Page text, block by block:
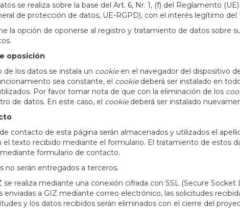
se realiza sobre la base del Art. 6, Nr. 1, (f) del Reglamento
de protección de datos, UE-RGPD), con el interés legítimo
la opción de oponerse al registro y tratamiento de datos sobre
oposición
de los datos se instala un cookieen el navegador del dispositivo
sea constante, el cookiedeberá ser instalado en
Por favor tomar nota de que con la eliminación de los
de datos. En este caso, el cookiedeberá ser instalado
contacto de esta página serán almacenados y utilizados el
texto recibido mediante el formulario. El tratamiento de estos
formulario de contacto.
no serán entregados a terceros.
se realiza mediante una conexión cifrada con SSL (Secure
enviadas a GIZ mediante correo electrónico, las solicitudes
y los datos recibidos serán eliminados con el cierre del